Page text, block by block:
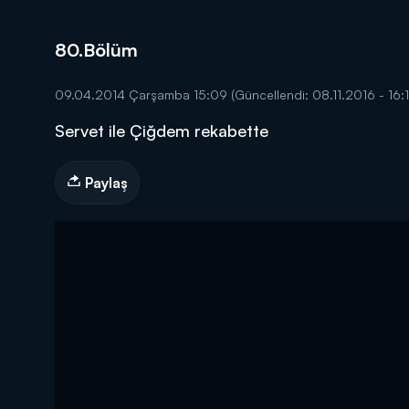
DİĞER SONUÇLAR
80.Bölüm
09.04.2014 Çarşamba 15:09 (Güncellendi: 08.11.2016 -
Servet ile Çiğdem rekabette
Paylaş